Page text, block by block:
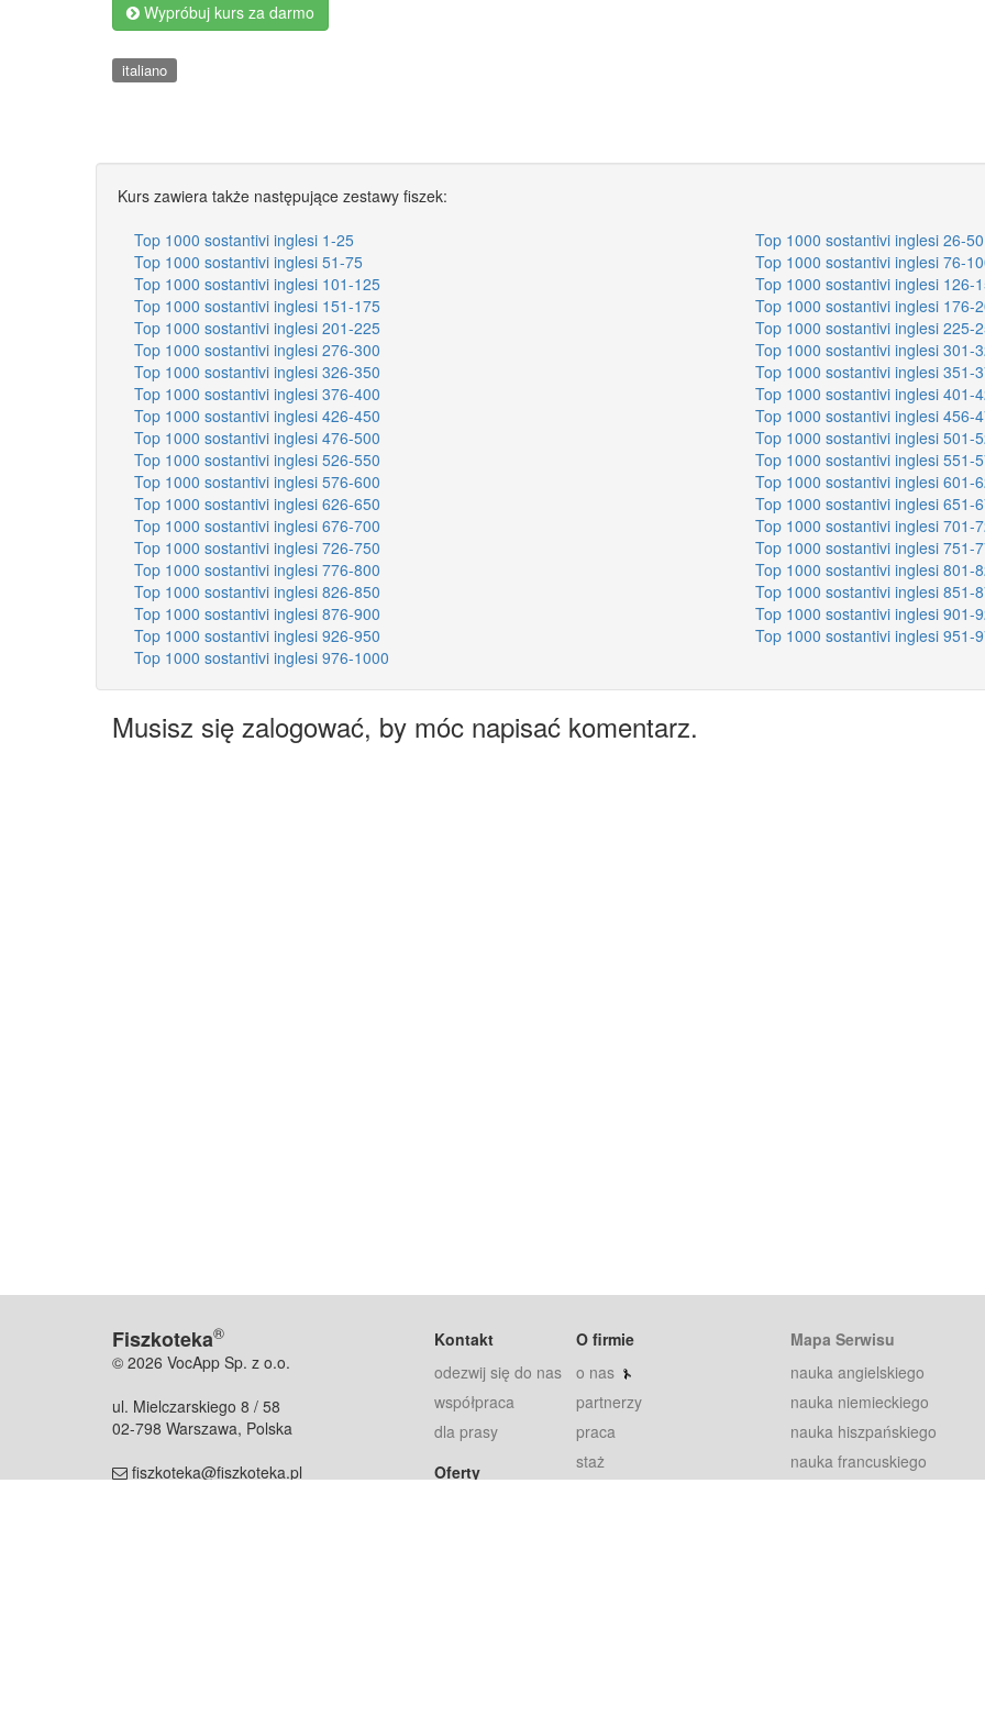
Wypróbuj kurs za darmo
italiano
Kurs zawiera także następujące zestawy fiszek:
Top 1000 sostantivi inglesi 1-25
Top 1000 sostantivi inglesi 26-50
Top 1000 sostantivi inglesi 51-75
Top 1000 sostantivi inglesi 76-
Top 1000 sostantivi inglesi 101-125
Top 1000 sostantivi inglesi 126-
Top 1000 sostantivi inglesi 151-175
Top 1000 sostantivi inglesi 176-
Top 1000 sostantivi inglesi 201-225
Top 1000 sostantivi inglesi 225-
Top 1000 sostantivi inglesi 276-300
Top 1000 sostantivi inglesi 301-
Top 1000 sostantivi inglesi 326-350
Top 1000 sostantivi inglesi 351-
Top 1000 sostantivi inglesi 376-400
Top 1000 sostantivi inglesi 401-
Top 1000 sostantivi inglesi 426-450
Top 1000 sostantivi inglesi 456-
Top 1000 sostantivi inglesi 476-500
Top 1000 sostantivi inglesi 501-
Top 1000 sostantivi inglesi 526-550
Top 1000 sostantivi inglesi 551-
Top 1000 sostantivi inglesi 576-600
Top 1000 sostantivi inglesi 601-
Top 1000 sostantivi inglesi 626-650
Top 1000 sostantivi inglesi 651-
Top 1000 sostantivi inglesi 676-700
Top 1000 sostantivi inglesi 701-
Top 1000 sostantivi inglesi 726-750
Top 1000 sostantivi inglesi 751-
Top 1000 sostantivi inglesi 776-800
Top 1000 sostantivi inglesi 801-
Top 1000 sostantivi inglesi 826-850
Top 1000 sostantivi inglesi 851-
Top 1000 sostantivi inglesi 876-900
Top 1000 sostantivi inglesi 901-
Top 1000 sostantivi inglesi 926-950
Top 1000 sostantivi inglesi 951-
Top 1000 sostantivi inglesi 976-1000
Musisz się zalogować, by móc napisać komentarz.
Fiszkoteka®
© 2026 VocApp Sp. z o.o.
ul. Mielczarskiego 8 / 58
02-798 Warszawa, Polska
fiszkoteka@fiszkoteka.pl
Kontakt
odezwij się do nas
współpraca
dla prasy
Oferty
O firmie
o nas
partnerzy
praca
staż
Mapa Serwisu
nauka angielskiego
nauka niemieckiego
nauka hiszpańskiego
nauka francuskiego